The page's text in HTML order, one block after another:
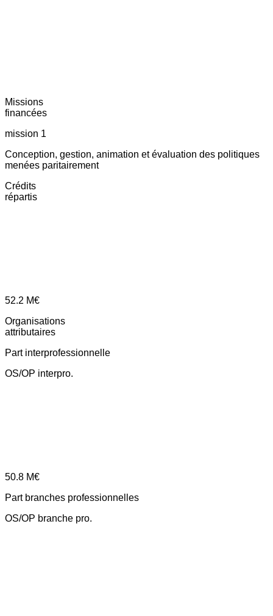
Missions
financées
mission 1
Conception, gestion, animation et évaluation des politiques
menées paritairement
Crédits
répartis
52.2 M€
Organisations
attributaires
Part interprofessionnelle
OS/OP interpro.
50.8 M€
Part branches professionnelles
OS/OP branche pro.